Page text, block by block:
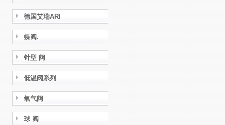
德国艾瑞ARI
蝶阀.
针型 阀
低温阀系列
氧气阀
球 阀